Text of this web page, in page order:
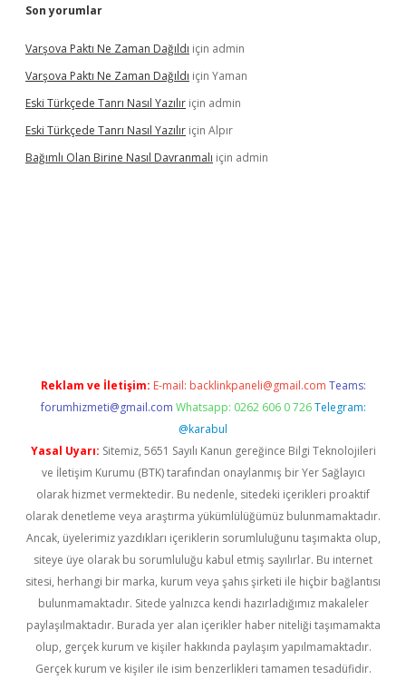
Son yorumlar
Varşova Paktı Ne Zaman Dağıldı için admin
Varşova Paktı Ne Zaman Dağıldı için Yaman
Eski Türkçede Tanrı Nasıl Yazılır için admin
Eski Türkçede Tanrı Nasıl Yazılır için Alpır
Bağımlı Olan Birine Nasıl Davranmalı için admin
Reklam ve İletişim: E-mail: backlinkpaneli@gmail.com Teams:
forumhizmeti@gmail.com Whatsapp: 0262 606 0 726 Telegram:
@karabul
Yasal Uyarı: Sitemiz, 5651 Sayılı Kanun gereğince Bilgi Teknolojileri
ve İletişim Kurumu (BTK) tarafından onaylanmış bir Yer Sağlayıcı
olarak hizmet vermektedir. Bu nedenle, sitedeki içerikleri proaktif
olarak denetleme veya araştırma yükümlülüğümüz bulunmamaktadır.
Ancak, üyelerimiz yazdıkları içeriklerin sorumluluğunu taşımakta olup,
siteye üye olarak bu sorumluluğu kabul etmiş sayılırlar. Bu internet
sitesi, herhangi bir marka, kurum veya şahıs şirketi ile hiçbir bağlantısı
bulunmamaktadır. Sitede yalnızca kendi hazırladığımız makaleler
paylaşılmaktadır. Burada yer alan içerikler haber niteliği taşımamakta
olup, gerçek kurum ve kişiler hakkında paylaşım yapılmamaktadır.
Gerçek kurum ve kişiler ile isim benzerlikleri tamamen tesadüfidir.